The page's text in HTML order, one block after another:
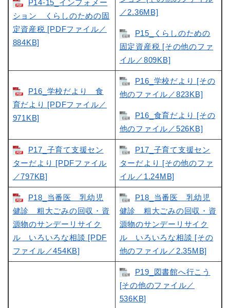
P14-15_インフォメー
ション くらしのための固
定資産税 [PDFファイル／
884KB]
／2.36MB]
P15_くらしのための
固定資産税 [その他のファ
イル／809KB]
P16_学校だより 食
育だより [PDFファイル／
971KB]
P16_学校だより [その
他のファイル／823KB]
P16_食育だより [その
他のファイル／526KB]
P17_子育て支援セン
ターだより [PDFファイル
／797KB]
P17_子育て支援セン
ターだより [その他のファ
イル／1.24MB]
P18_当番医 乳幼児
健診 粗大ごみの回収・資
源物のサンデーリサイク
ル いろいろな相談 [PDF
ファイル／454KB]
P18_当番医 乳幼児
健診 粗大ごみの回収・資
源物のサンデーリサイク
ル いろいろな相談 [その
他のファイル／2.35MB]
P19_図書館へ行こう
[その他のファイル／
536KB]